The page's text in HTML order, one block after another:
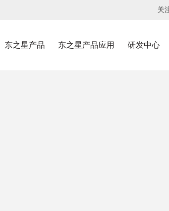
关
东之星产品 东之星产品应用 研发中心